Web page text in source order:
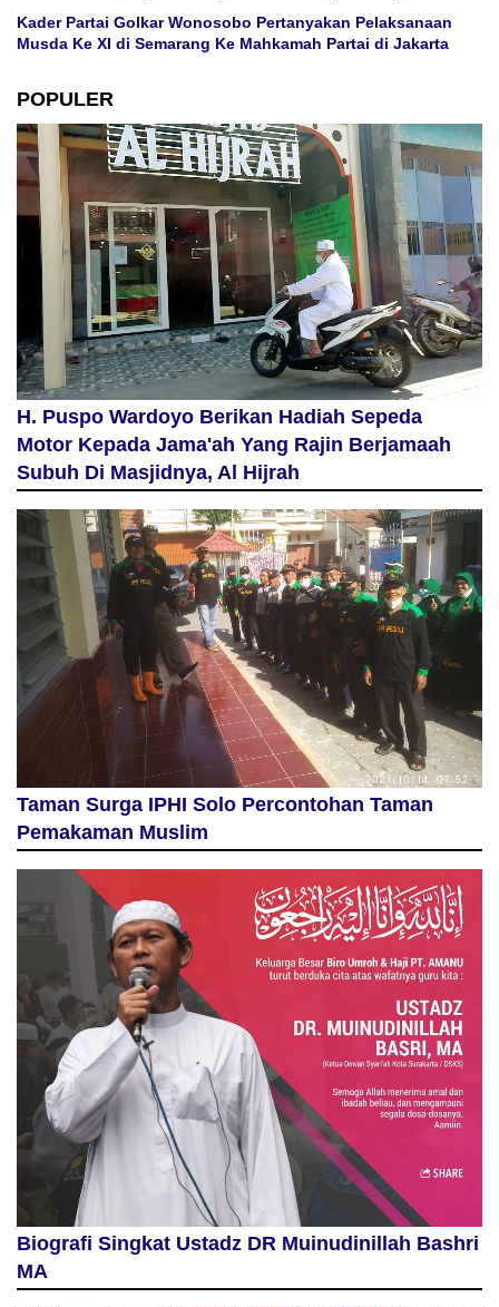
Kader Partai Golkar Wonosobo Pertanyakan Pelaksanaan
Musda Ke XI di Semarang Ke Mahkamah Partai di Jakarta
POPULER
H. Puspo Wardoyo Berikan Hadiah Sepeda
Motor Kepada Jama'ah Yang Rajin Berjamaah
Subuh Di Masjidnya, Al Hijrah
Taman Surga IPHI Solo Percontohan Taman
Pemakaman Muslim
Biografi Singkat Ustadz DR Muinudinillah Bashri
MA